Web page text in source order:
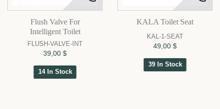
Flush Valve For
Intelligent Toilet
FLUSH-VALVE-INT
39,00 $
14 In Stock
KALA Toilet Seat
KAL-1-SEAT
49,00 $
39 In Stock